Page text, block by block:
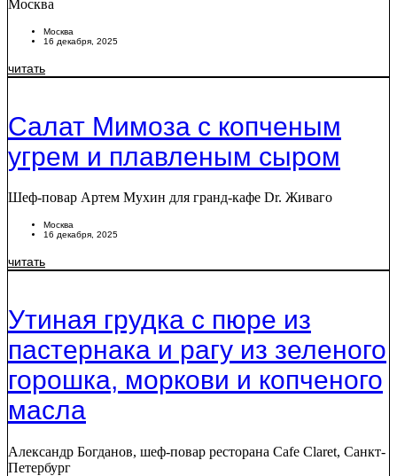
Москва
Москва
16 декабря, 2025
читать
Салат Мимоза с копченым
угрем и плавленым сыром
Шеф-повар Артем Мухин для гранд-кафе Dr. Живаго
Москва
16 декабря, 2025
читать
Утиная грудка с пюре из
пастернака и рагу из зеленого
горошка, моркови и копченого
масла
Александр Богданов, шеф-повар ресторана Cafe Claret, Санкт-
Петербург